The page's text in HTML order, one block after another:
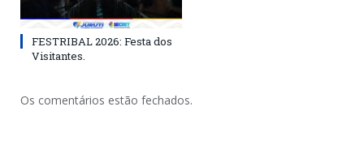
FESTRIBAL 2026: Festa dos
Visitantes.
Os comentários estão fechados.